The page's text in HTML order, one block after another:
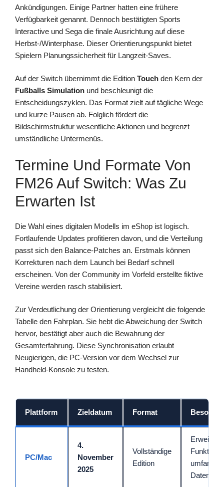
Ankündigungen. Einige Partner hatten eine frühere
Verfügbarkeit genannt. Dennoch bestätigten Sports
Interactive und Sega die finale Ausrichtung auf diese
Herbst-/Winterphase. Dieser Orientierungspunkt bietet
Spielern Planungssicherheit für Langzeit-Saves.
Auf der Switch übernimmt die Edition Touch den Kern der
Fußballs Simulation und beschleunigt die
Entscheidungszyklen. Das Format zielt auf tägliche Wege
und kurze Pausen ab. Folglich fördert die
Bildschirmstruktur wesentliche Aktionen und begrenzt
umständliche Untermenüs.
Termine Und Formate Von
FM26 Auf Switch: Was Zu
Erwarten Ist
Die Wahl eines digitalen Modells im eShop ist logisch.
Fortlaufende Updates profitieren davon, und die Verteilung
passt sich den Balance-Patches an. Erstmals können
Korrekturen nach dem Launch bei Bedarf schnell
erscheinen. Von der Community im Vorfeld erstellte fiktive
Vereine werden rasch stabilisiert.
Zur Verdeutlichung der Orientierung vergleicht die folgende
Tabelle den Fahrplan. Sie hebt die Abweichung der Switch
hervor, bestätigt aber auch die Bewahrung der
Gesamterfahrung. Diese Synchronisation erlaubt
Neugierigen, die PC-Version vor dem Wechsel zur
Handheld-Konsole zu testen.
Plattform Zieldatum Format
PC/Mac
4.
November
2025
Vollständige
Edition
Erweiterte